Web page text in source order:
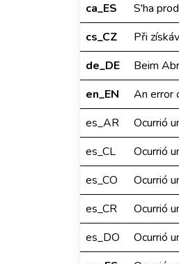
ca_ES
S'ha
cs_CZ
Při
de_DE
Beim
en_EN
An error
es_AR
Ocurrió
es_CL
Ocurrió
es_CO
Ocurrió
es_CR
Ocurrió
es_DO
Ocurrió